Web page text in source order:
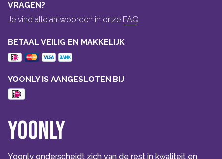
Yoonly
Yoonly onderscheidt zich van de rest in kwaliteit en
VRAGEN?
Je vind alle antwoorden in onze FAQ
BETAAL VEILIG EN MAKKELIJK
YOONLY IS AANGESLOTEN BIJ